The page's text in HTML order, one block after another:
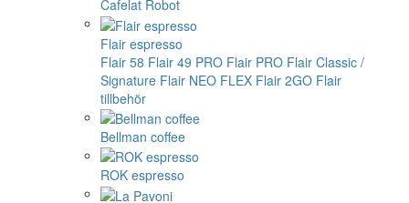
Cafelat Robot
Flair espresso
Flair 58 Flair 49 PRO Flair PRO Flair Classic /
Signature Flair NEO FLEX Flair 2GO Flair
tillbehör
Bellman coffee
ROK espresso